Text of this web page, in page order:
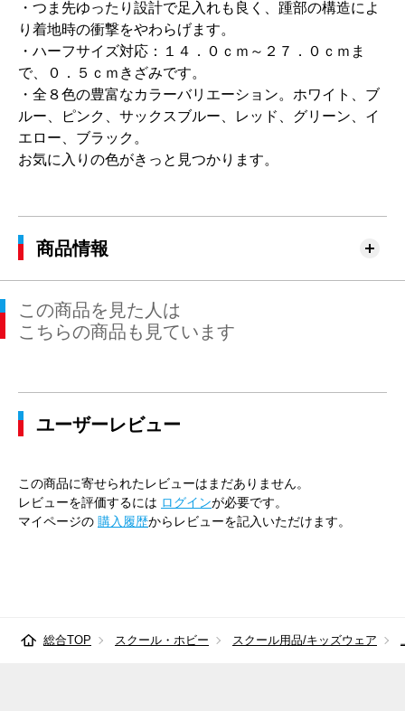
・つま先ゆったり設計で足入れも良く、踵部の構造によ
り着地時の衝撃をやわらげます。
・ハーフサイズ対応：１４．０ｃｍ～２７．０ｃｍま
で、０．５ｃｍきざみです。
・全８色の豊富なカラーバリエーション。ホワイト、ブ
ルー、ピンク、サックスブルー、レッド、グリーン、イ
エロー、ブラック。
お気に入りの色がきっと見つかります。
商品情報
この商品を見た人は
こちらの商品も見ています
ユーザーレビュー
この商品に寄せられたレビューはまだありません。
レビューを評価するには ログインが必要です。
マイページの 購入履歴からレビューを記入いただけます。
総合TOP スクール・ホビー スクール用品/キッズウェア